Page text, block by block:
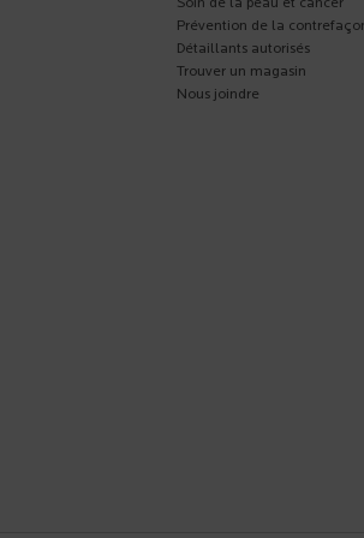
Soin de la peau et cancer
Prévention de la
Détaillants autorisés
Trouver un magasin
Nous joindre